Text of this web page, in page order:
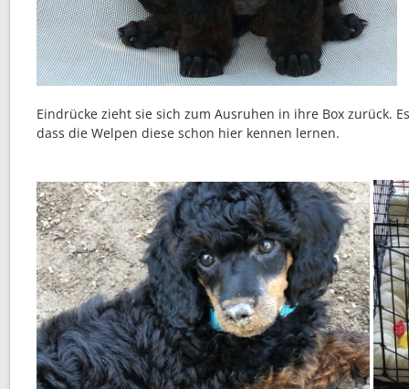
Eindrücke zieht sie sich zum Ausruhen in ihre Box zurück.
dass die Welpen diese schon hier kennen lernen.